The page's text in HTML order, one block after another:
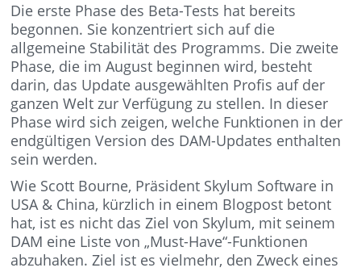
Die erste Phase des Beta-Tests hat bereits
begonnen. Sie konzentriert sich auf die
allgemeine Stabilität des Programms. Die zweite
Phase, die im August beginnen wird, besteht
darin, das Update ausgewählten Profis auf der
ganzen Welt zur Verfügung zu stellen. In dieser
Phase wird sich zeigen, welche Funktionen in der
endgültigen Version des DAM-Updates enthalten
sein werden.
Wie Scott Bourne, Präsident Skylum Software in
USA & China, kürzlich in einem Blogpost betont
hat, ist es nicht das Ziel von Skylum, mit seinem
DAM eine Liste von „Must-Have“-Funktionen
abzuhaken. Ziel ist es vielmehr, den Zweck eines